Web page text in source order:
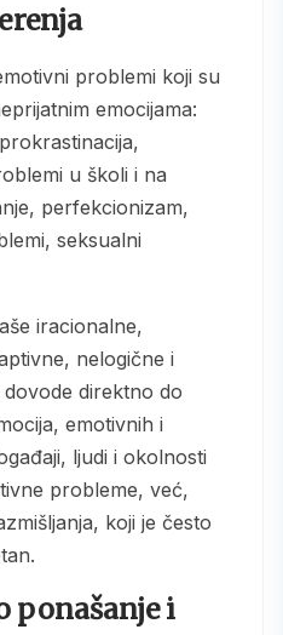
emocijama:
u školi i na
perfekcionizam,
seksualni
nelogične i
direktno do
emotivnih i
ljudi i okolnosti
probleme, već,
koji je često
ponašanje i